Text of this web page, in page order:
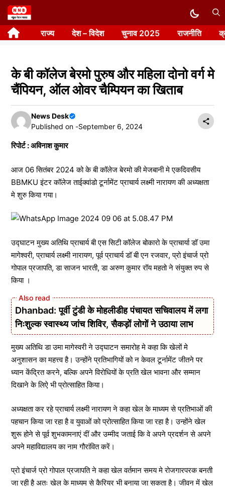
Skip
to
content राज्य देश – विदेश चुनाव 2025 राजनीति
के बी कॉलेज बेरमो पुरुष और महिला दोनो वर्ग मे
चैंपियन, ऑल ओवर चैम्पियन का खिताब
News Desk
Published on -September 6, 2024
रिपोर्ट : अविनाश कुमार
आज 06 सितंबर 2024 को के बी कॉलेज बेरमो की मेजबानी मे एकदिवसीय
BBMKU इंटर कॉलेज ताईक्वांडो टूर्नामेंट प्राचार्य लक्ष्मी नारायण की अध्यक्षता
मे शुरु किया गया।
उद्घाटन मुख्य अतिथि प्राचार्य बी एस सिटी कॉलेज बोकारो के प्राचार्या डॉ उमा
मागेश्वरी, प्राचार्य लक्ष्मी नारायण, पूर्व प्राचार्य डॉ बी एन रजवार, प्रो इंचार्ज प्रो
गोपाल प्रजापति, डा साजन भारती, डा अरुण कुमार रॉय महतो ने संयुक्त रुप से
किया ।
Dhanbad: पूर्वी टुंडी के मोहलीडीह पंचायत सचिवालय में लगा
निःशुल्क स्वास्थ्य जांच शिविर, सैकड़ों लोगों ने उठाया लाभ
मुख्य अतिथि डा उमा मागेस्वरी ने उद्घाटन समारोह मे कहा कि खेलों मे
अनुशासन का महत्त्व है। उन्होंने प्रतिभागियों को न केवल टूर्नामेंट जीतने पर
ध्यान केंद्रित करने, बल्कि अपने विरोधियों के प्रति खेल भावना और सम्मान
दिखाने के लिऐ भी प्रोत्साहित किया।
अध्यक्षता कर रहे प्राचार्य लक्ष्मी नारायण ने कहा खेल के माध्यम से प्रतिभाओं की
पहचान किया जा रहा है व युवाओं को प्रोत्साहित किया जा रहा है। उन्होंने खेल
शुरू होने से पूर्व शुभकामनाएं दीं और उम्मीद जताई कि वे अपने प्रदर्शन से अपने
अपने महाविद्यालय का नाम गौरांवित करें।
प्रो इंचार्ज प्रो गोपाल प्रजापति ने कहा खेल वर्तमान समय मे रोजगारपरक बनती
जा रही है अतः खेल के माध्यम से कैरियर भी बनाया जा सकता है। जीवन में खेल